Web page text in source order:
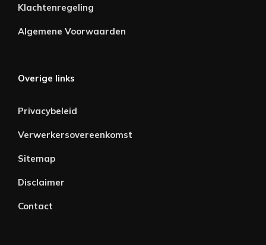
Klachtenregeling
Algemene Voorwaarden
Overige links
Privacybeleid
Verwerkersovereenkomst
Sitemap
Disclaimer
Contact